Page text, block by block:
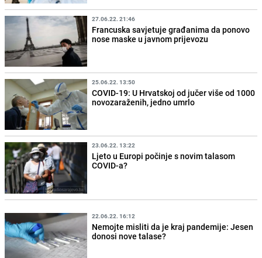
27.06.22. 21:46
Francuska savjetuje građanima da ponovo
nose maske u javnom prijevozu
25.06.22. 13:50
COVID-19: U Hrvatskoj od jučer više od 1000
novozaraženih, jedno umrlo
23.06.22. 13:22
Ljeto u Europi počinje s novim talasom
COVID-a?
22.06.22. 16:12
Nemojte misliti da je kraj pandemije: Jesen
donosi nove talase?